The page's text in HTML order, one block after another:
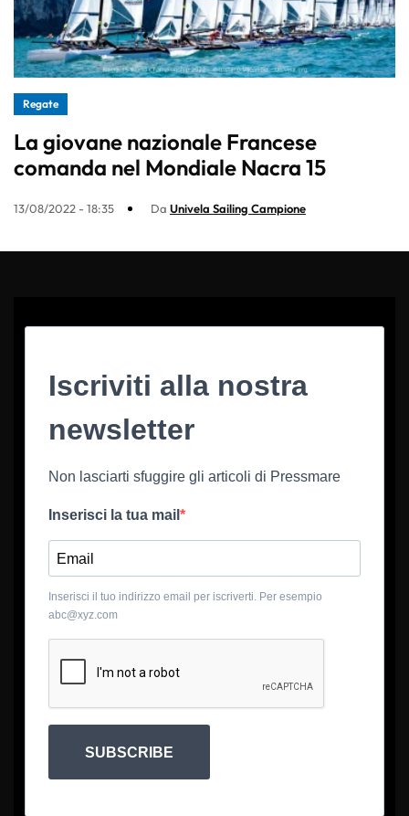
Regate
La giovane nazionale Francese
comanda nel Mondiale Nacra 15
13/08/2022 - 18:35 Da Univela Sailing Campione
Iscriviti alla nostra
newsletter
Non lasciarti sfuggire gli articoli di Pressmare
Inserisci la tua mail
Inserisci il tuo indirizzo email per iscriverti. Per esempio
abc@xyz.com
SUBSCRIBE